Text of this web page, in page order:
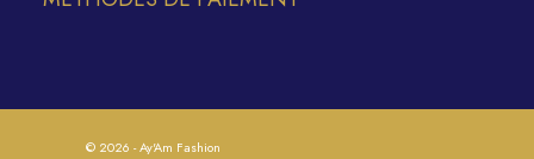
© 2026 - Ay'Am Fashion